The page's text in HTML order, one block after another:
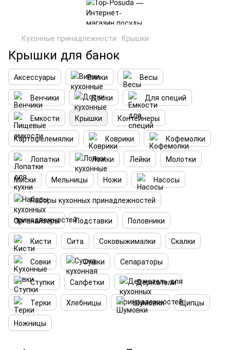
Кухонные принадлежности Крышки
Крышки для банок
Аксессуары Вилки
Весы
Венчики
Доски
Для специй
Емкости
Крышки
Контейнеры
Картофелемялки
Коврики
Кофемолки
Лопатки
Ложки Лейки
Молотки
Миски
Мельницы Ножи
Насосы
Наборы кухонных принадлежностей
Органайзеры
Подставки
Половники
Кисти
Сита Соковыжималки
Скалки
Совки
Cушки
Сепараторы
Ступки
Салфетки
Держатели
Терки
Хлебницы Шумовки
Щипцы
Ножницы